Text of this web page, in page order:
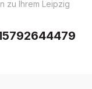
zu Ihrem Leipzig